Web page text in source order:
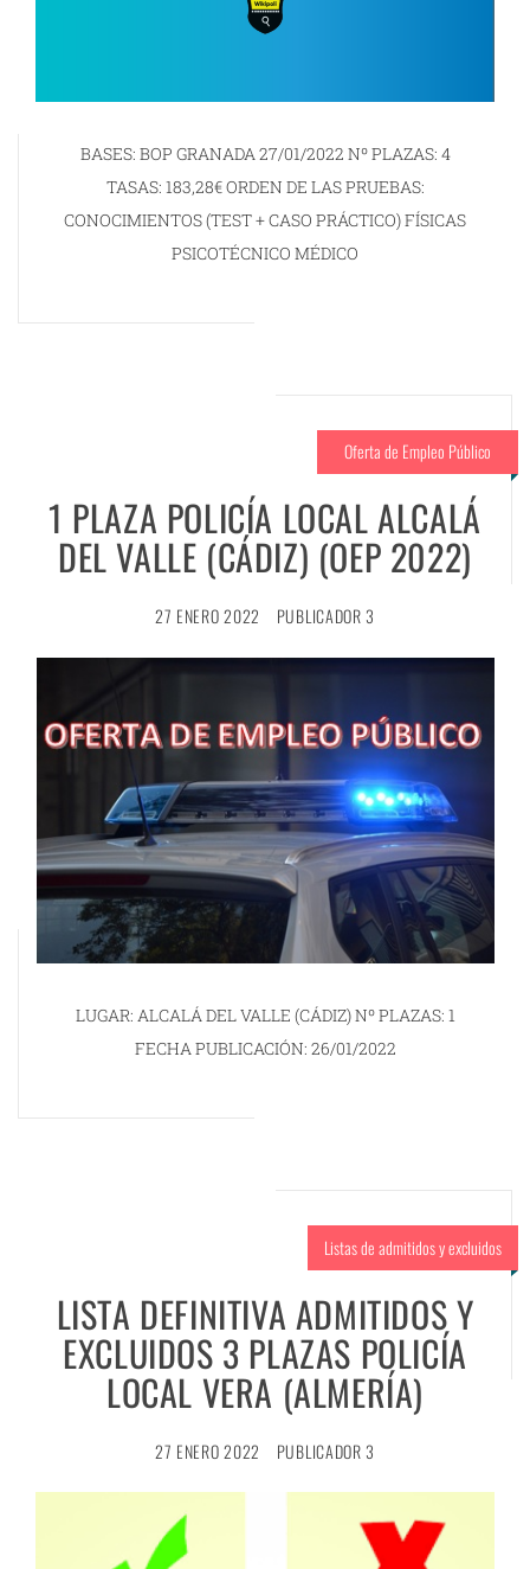
BASES: BOP GRANADA 27/01/2022 Nº PLAZAS: 4
TASAS: 183,28€ ORDEN DE LAS PRUEBAS:
CONOCIMIENTOS (TEST + CASO PRÁCTICO) FÍSICAS
PSICOTÉCNICO MÉDICO
Oferta de Empleo Público
1 PLAZA POLICÍA LOCAL ALCALÁ
DEL VALLE (CÁDIZ) (OEP 2022)
27 ENERO 2022 PUBLICADOR 3
LUGAR: ALCALÁ DEL VALLE (CÁDIZ) Nº PLAZAS: 1
FECHA PUBLICACIÓN: 26/01/2022
Listas de admitidos y excluidos
LISTA DEFINITIVA ADMITIDOS Y
EXCLUIDOS 3 PLAZAS POLICÍA
LOCAL VERA (ALMERÍA)
27 ENERO 2022 PUBLICADOR 3